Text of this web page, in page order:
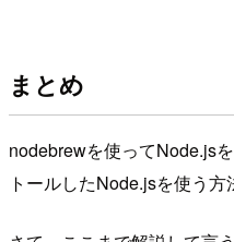
まとめ
nodebrewを使ってNode.js
トールしたNode.jsを使う方